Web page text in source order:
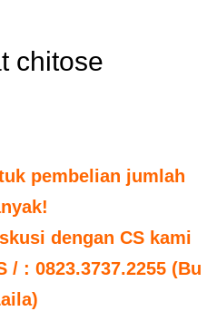
chitose
pembelian jumlah
dengan CS kami
/ : 0823.3737.2255 (Bu